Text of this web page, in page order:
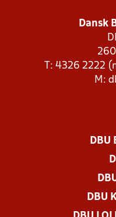
Dansk
T: 4326 2222
M:
DBU
DBU